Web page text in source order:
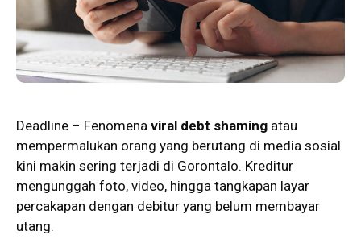
Deadline – Fenomena viral debt shaming atau
mempermalukan orang yang berutang di media sosial
kini makin sering terjadi di Gorontalo. Kreditur
mengunggah foto, video, hingga tangkapan layar
percakapan dengan debitur yang belum membayar
utang.